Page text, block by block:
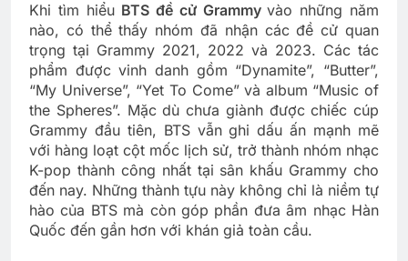
Khi tìm hiểu BTS đề cử Grammyvào những năm
nào, có thể thấy nhóm đã nhận các đề cử quan
trọng tại Grammy 2021, 2022 và 2023. Các tác
phẩm được vinh danh gồm “Dynamite”, “Butter”,
“My Universe”, “Yet To Come” và album “Music of
the Spheres”. Mặc dù chưa giành được chiếc cúp
Grammy đầu tiên, BTS vẫn ghi dấu ấn mạnh mẽ
với hàng loạt cột mốc lịch sử, trở thành nhóm nhạc
K-pop thành công nhất tại sân khấu Grammy cho
đến nay. Những thành tựu này không chỉ là niềm tự
hào của BTS mà còn góp phần đưa âm nhạc Hàn
Quốc đến gần hơn với khán giả toàn cầu.